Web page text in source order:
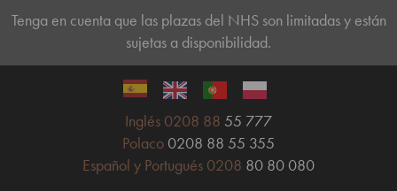
Tenga en cuenta que las plazas del NHS son limitadas y están
sujetas a disponibilidad.
Inglés 0208 88 55 777
Polaco 0208 88 55 355
Español y Portugués 0208 80 80 080